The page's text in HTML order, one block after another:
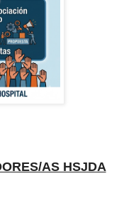
AS HSJDA